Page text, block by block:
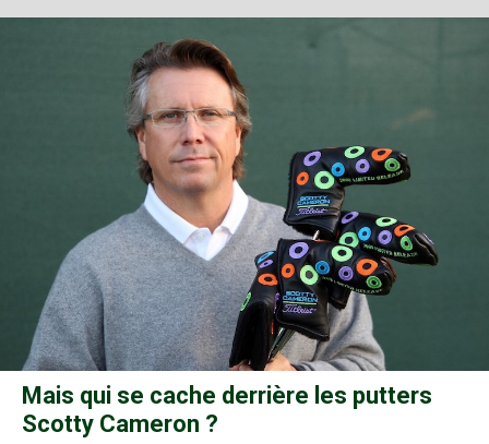
Mais qui se cache derrière les putters
Scotty Cameron ?